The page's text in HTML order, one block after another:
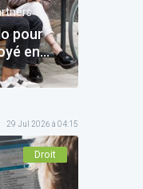
pour
en
& Partners
29 Jul 2026 à 04:15
Droit